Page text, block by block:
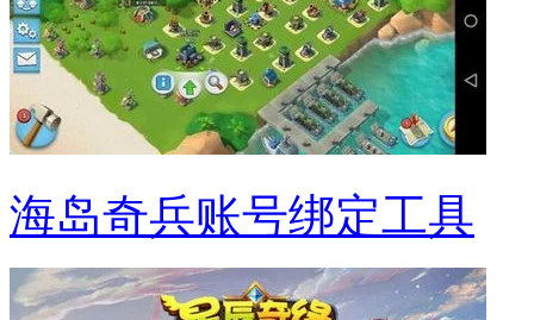
海岛奇兵账号绑定工具